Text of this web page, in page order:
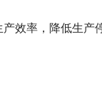
效率，降低生产